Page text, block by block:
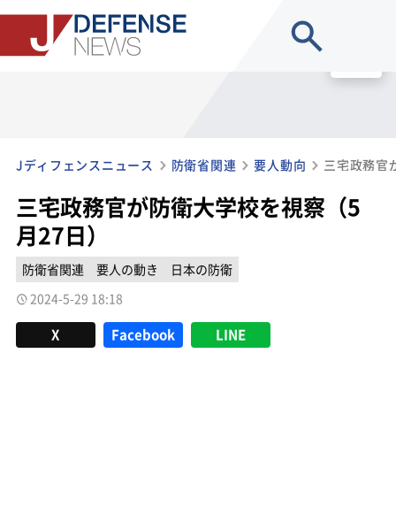
Jディフェンスニュース 防衛省関連 要人動向 三宅政務官
三宅政務官が防衛大学校を視察（5
月27日）
防衛省関連 要人の動き
日本の防衛
2024-5-29 18:18
X Facebook LINE